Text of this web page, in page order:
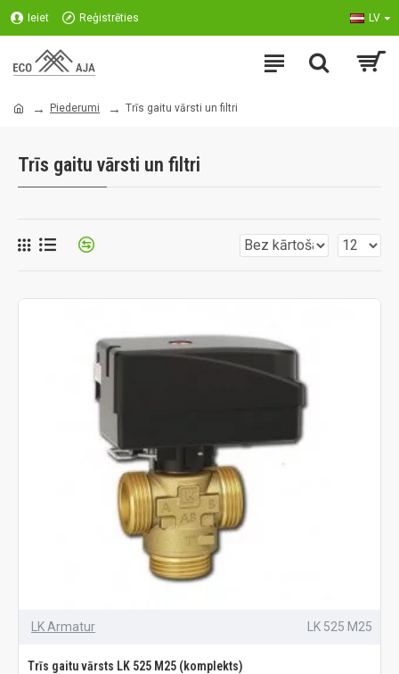
Ieiet Reģistrēties LV
Piederumi Trīs gaitu vārsti un filtri
Trīs gaitu vārsti un filtri
LK Armatur LK 525 M25
Trīs gaitu vārsts LK 525 M25 (komplekts)